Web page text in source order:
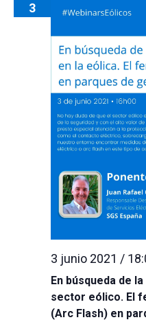
3
En búsqueda de la
sector eólico. El
(Arc Flash) en
3 junio 2021 /